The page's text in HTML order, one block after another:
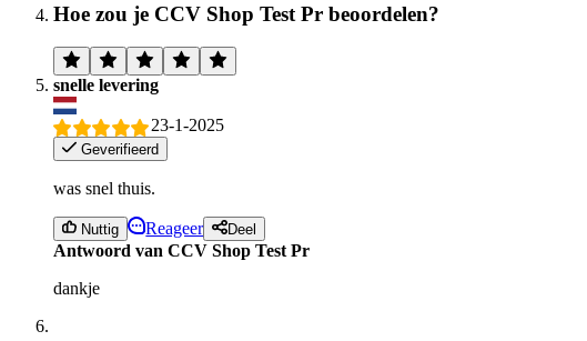
Hoe zou je CCV Shop Test Pr beoordelen?
snelle levering
23-1-2025
Geverifieerd
was snel thuis.
Nuttig Reageer Deel
Antwoord van CCV Shop Test Pr
dankje